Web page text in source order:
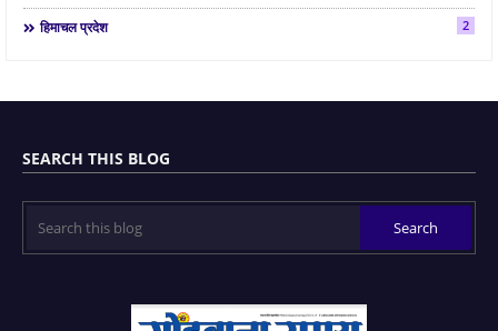
हिमाचल प्रदेश 2
SEARCH THIS BLOG